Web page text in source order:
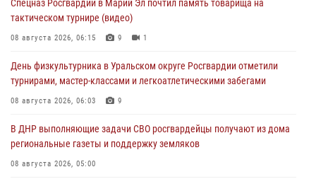
Спецназ Росгвардии в Марий Эл почтил память товарища на
тактическом турнире (видео)
08 августа 2026, 06:15 9 1
День физкультурника в Уральском округе Росгвардии отметили
турнирами, мастер-классами и легкоатлетическими забегами
08 августа 2026, 06:03 9
В ДНР выполняющие задачи СВО росгвардейцы получают из дома
региональные газеты и поддержку земляков
08 августа 2026, 05:00